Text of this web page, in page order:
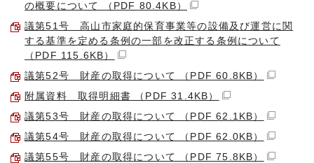
の概要について （PDF 80.4KB）
議第51号 高山市家庭的保育事業等の設備及び運営に関
する基準を定める条例の一部を改正する条例について
（PDF 115.6KB）
議第52号 財産の取得について （PDF 60.8KB）
附属資料 取得明細書 （PDF 31.4KB）
議第53号 財産の取得について （PDF 62.1KB）
議第54号 財産の取得について （PDF 62.0KB）
議第55号 財産の取得について （PDF 75.8KB）